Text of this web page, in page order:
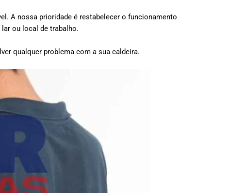
A nossa prioridade é restabelecer o funcionamento
ou local de trabalho.
qualquer problema com a sua caldeira.